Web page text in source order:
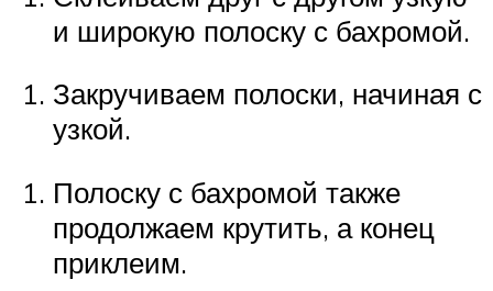
и широкую полоску с бахромой.
Закручиваем полоски, начиная с
узкой.
Полоску с бахромой также
продолжаем крутить, а конец
приклеим.